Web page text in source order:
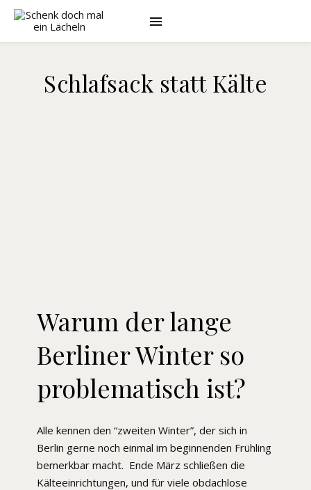
Schlafsack statt Kälte
Warum der lange
Berliner Winter so
problematisch ist?
Alle kennen den “zweiten Winter”, der sich in
Berlin gerne noch einmal im beginnenden Frühling
bemerkbar macht. Ende März schließen die
Kälteeinrichtungen, und für viele obdachlose